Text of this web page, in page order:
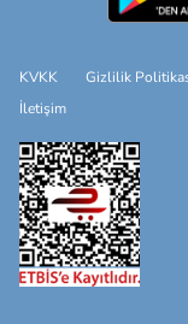
KVKK Gizlilik
İletişim